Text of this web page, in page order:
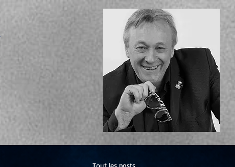
Tout les posts